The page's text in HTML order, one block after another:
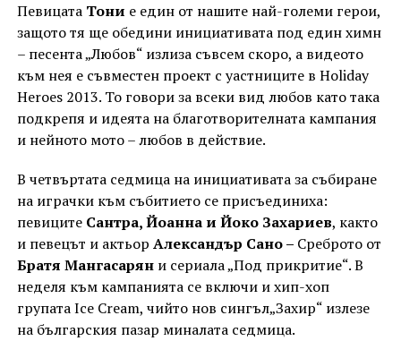
Певицата Тони е един от нашите най-големи герои,
защото тя ще обедини инициативата под един химн
– песента „Любов“ излиза съвсем скоро, а видеото
към нея е съвместен проект с уастниците в Holiday
Heroes 2013. То говори за всеки вид любов като така
подкрепя и идеята на благотворителната кампания
и нейното мото – любов в действие.
В четвъртата седмица на инициативата за събиране
на играчки към събитието се присъединиха:
певиците Сантра, Йоанна и Йоко Захариев, както
и певецът и актьор Александър Сано – Среброто от
Братя Мангасаряни сериала „Под прикритие“. В
неделя към кампанията се включи и хип-хоп
групата Ice Cream, чийто нов сингъл„Захир“ излезе
на българския пазар миналата седмица.